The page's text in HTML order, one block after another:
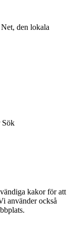
den lokala
Sök
kakor för att
använder också